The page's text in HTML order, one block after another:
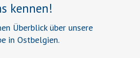
kennen!
Überblick über unsere
in Ostbelgien.